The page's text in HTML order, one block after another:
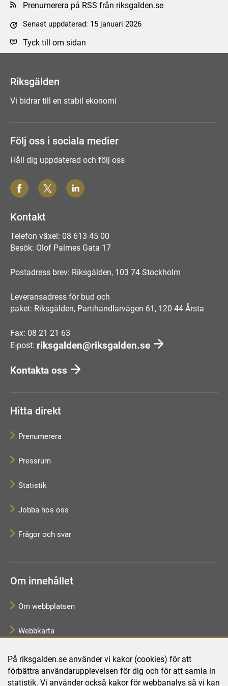
På riksgalden.se använder vi kakor (cookies) för att
förbättra användarupplevelsen för dig och för att samla in
statistik. Vi använder också kakor för webbanalys så vi kan
Prenumerera på RSS från riksgalden.se
Senast uppdaterad: 15 januari 2026
Tyck till om sidan
Riksgälden
Vi bidrar till en stabil ekonomi
Följ oss i sociala medier
Håll dig uppdaterad och följ oss
Kontakt
Telefon växel: 08 613 45 00
Besök: Olof Palmes Gata 17
Postadress brev: Riksgälden, 103 74 Stockholm
Leveransadress för bud och
paket: Riksgälden, Partihandlarvägen 61, 120 44 Årsta
Fax: 08 21 21 63
E-post: riksgalden@riksgalden.se
Kontakta oss
Hitta direkt
Prenumerera
Pressrum
Statistik
Jobba hos oss
Frågor och svar
Om innehållet
Om webbplatsen
Webbkarta
Tillgänglighetsredogörelse
Behandling av personuppgifter